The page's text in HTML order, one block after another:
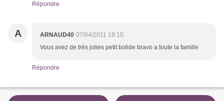
Répondre
A ARNAUD40 07/04/2011 19:10
Vous avez de trés jolies petit bolide bravo a toute la famille
Répondre